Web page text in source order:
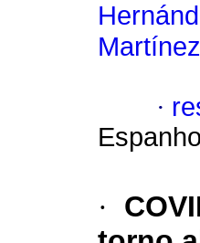
·
·